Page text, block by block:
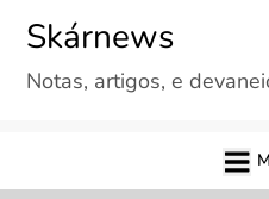
content
Skárnews
Notas, artigos, e